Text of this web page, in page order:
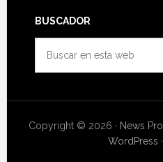
BUSCADOR
web
Copyright © 2026 · News Pro
WordPress ·